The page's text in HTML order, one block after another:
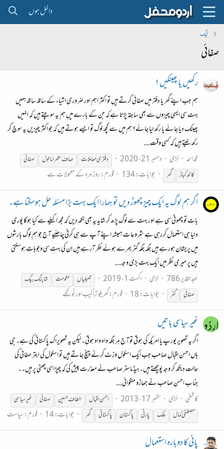
داخل ہوں
ٹیگ
صفائی
رکھیں یا پھینکیں ؟
ہم جب اپنے گھر یا دفتر میں صفائی کرتے ہیں تو اکثر اہم اور ضروری اشیاء کے ساتھ ساتھ ہمیں
بہت سی ایسی چیزوں سے بھی سابقہ پڑتا ہے کہ جن کے بارے میں ہم یہ سوچتے ہیں کہ انہیں
پھینک دیا جائے یا رکھ لیا جائے؟ ہم میں سے کچھ لوگ تو ایسے ہوتے ہیں کہ جو اکثر چیزیں یہ سوچ کر
رکھ لیتے ہیں کہ کسی وقت...
محمداحمد لڑی دسمبر 21، 2020 دفتری معاملات صاف ستھرا ماحول
صفائی
کاٹھ کباڑ
گھر جوابات: 134 فورم:روز مرہ کے معمولات سے
اگر ہم لوگ یہ ایک چیز چھوڑ دیں تو ہمارا ایک بہت بڑا مسئلہ حل ہوسکتا ہے۔
بات تو چھوٹی سی ہے اور بہت سے لوگ پڑھ کر شاید یہ بھی لکھ دیں کہ مجھ اکیلے سے کیا ہوگا پوری
دنیا ہی استعمال کررہی ہے شروعات ہمیشہ اپنے آپ سے ہی کرنی چاھئیے آج جو ہم لوگ بارشوں
میں پریشان ہورہے ہیں جگہ جگہ گٹر بھرے ہوئے نظر آرہے ہیں اِن کی بہت سی وجوہات ہوسکتی
ہیں پر میری نظر میں ایک بہت بڑی وجہ...
عبدالقدیر 786
لڑی اگست 1، 2019 تھیلیاں حکومت
شاپنگ بیگ
صفائی
گٹر جوابات: 18 فورم:گھریلو تراکیب اور ٹوٹکے
غیر سیاسی باتیں
اگر یہ تصویر یورپ یا امریکہ کی ہوتی تو آج ہر جگہ واہ واہ ہوتی۔ لیکن یہ تصویراک پاکستانی کی ہے۔ جی
ہاں احسن اقبال صاحب جب ایک اسکول وزٹ کرنے پہنچ جاتے ہیں تو اسکول کی ابتر صفائی کی
حالت دیکھ کر وجہ پوچھتے ہیں۔ہیڈ ماسٹر صاحب نے معذرت پیش کی کہ چپڑاسی چھٹی پر ہیں۔۔
جناب احسن صاحب نے جھاڑو منگوائی...
کاشفی
لڑی ستمبر 17، 2013 احسن اقبال الطاف حسین صفائی
غیر سیاسی
مصطفی کمال
ملک پارٹی پاکستان پاکستانی گھر جوابات: 14 فورم:سیاست
پانی کا دوبارہ استعمال